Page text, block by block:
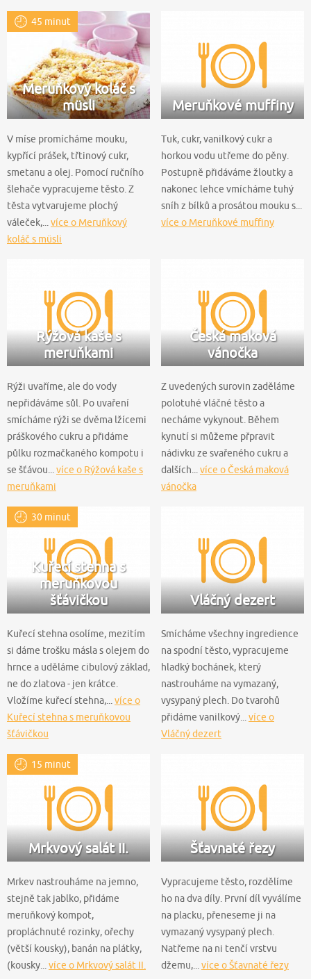
45 minut
Meruňkový koláč s
müsli
V míse promícháme mouku,
kypřící prášek, třtinový cukr,
smetanu a olej. Pomocí ručního
šlehače vypracujeme těsto. Z
těsta vytvarujeme plochý
váleček,... více o Meruňkový
koláč s müsli
Meruňkové muffiny
Tuk, cukr, vanilkový cukr a
horkou vodu utřeme do pěny.
Postupně přidáváme žloutky a
nakonec lehce vmícháme tuhý
sníh z bílků a prosátou mouku s...
více o Meruňkové muffiny
Rýžová kaše s
meruňkami
Rýži uvaříme, ale do vody
nepřidáváme sůl. Po uvaření
smícháme rýži se dvěma lžícemi
práškového cukru a přidáme
půlku rozmačkaného kompotu i
se šťávou... více o Rýžová kaše s
meruňkami
Česká maková
vánočka
Z uvedených surovin zaděláme
polotuhé vláčné těsto a
necháme vykynout. Během
kynutí si můžeme přpravit
nádivku ze svařeného cukru a
dalších... více o Česká maková
vánočka
30 minut
Kuřecí stehna s
meruňkovou
šťávičkou
Kuřecí stehna osolíme, mezitím
si dáme trošku másla s olejem do
hrnce a uděláme cibulový základ,
ne do zlatova - jen krátce.
Vložíme kuřecí stehna,...více o
Kuřecí stehna s meruňkovou
šťávičkou
Vláčný dezert
Smícháme všechny ingredience
na spodní těsto, vypracujeme
hladký bochánek, který
nastrouháme na vymazaný,
vysypaný plech. Do tvarohů
přidáme vanilkový...více o
Vláčný dezert
15 minut
Mrkvový salát II.
Mrkev nastrouháme na jemno,
stejně tak jablko, přidáme
meruňkový kompot,
propláchnuté rozinky, ořechy
(větší kousky), banán na plátky,
(kousky... více o Mrkvový salát II.
Šťavnaté řezy
Vypracujeme těsto, rozdělíme
ho na dva díly. První díl vyválíme
na placku, přeneseme ji na
vymazaný vysypaný plech.
Natřeme na ni tenčí vrstvu
džemu,... více o Šťavnaté řezy